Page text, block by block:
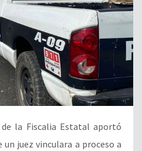
de la Fiscalia Estatal aportó
un juez vinculara a proceso a